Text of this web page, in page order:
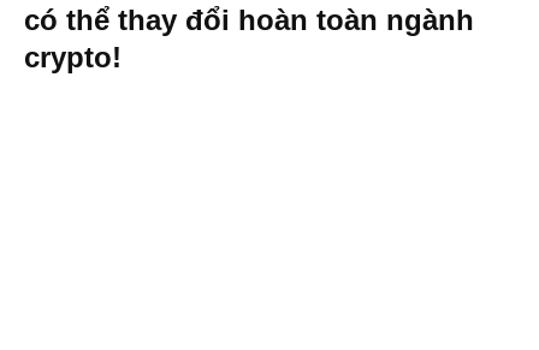
có thể thay đổi hoàn toàn ngành
crypto!